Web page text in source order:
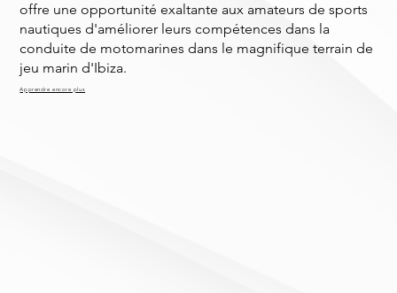
Apprendre encore plus
offre une opportunité exaltante aux amateurs de sports
nautiques d'améliorer leurs compétences dans la
conduite de motomarines dans le magnifique terrain de
jeu marin d'Ibiza.